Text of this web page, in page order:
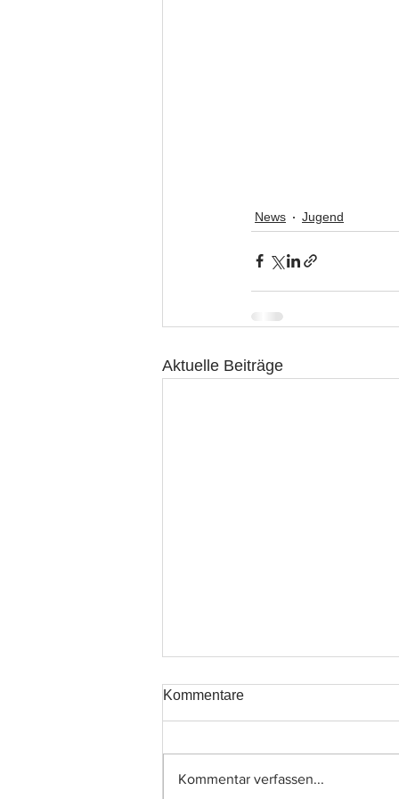
News Jugend
Aktuelle Beiträge
Kommentare
Kommentar verfassen...